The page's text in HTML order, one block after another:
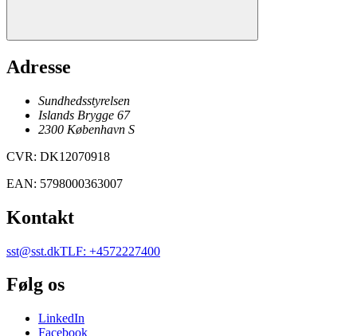
Adresse
Sundhedsstyrelsen
Islands Brygge 67
2300 København S
CVR: DK12070918
EAN: 5798000363007
Kontakt
sst@sst.dkTLF: +4572227400
Følg os
LinkedIn
Facebook